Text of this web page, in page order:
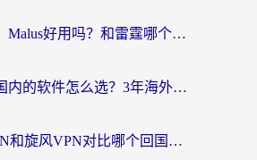
海外党实测：Malus好用吗？和雷霆哪个好？+ 3款热门加速器深度对比
国外穿越回国内的软件怎么选？3年海外党亲测实用指南，告别地域限制
ChickCN VPN和旋风VPN对比哪个回国效果更好？海外党实测回国内网神器指南